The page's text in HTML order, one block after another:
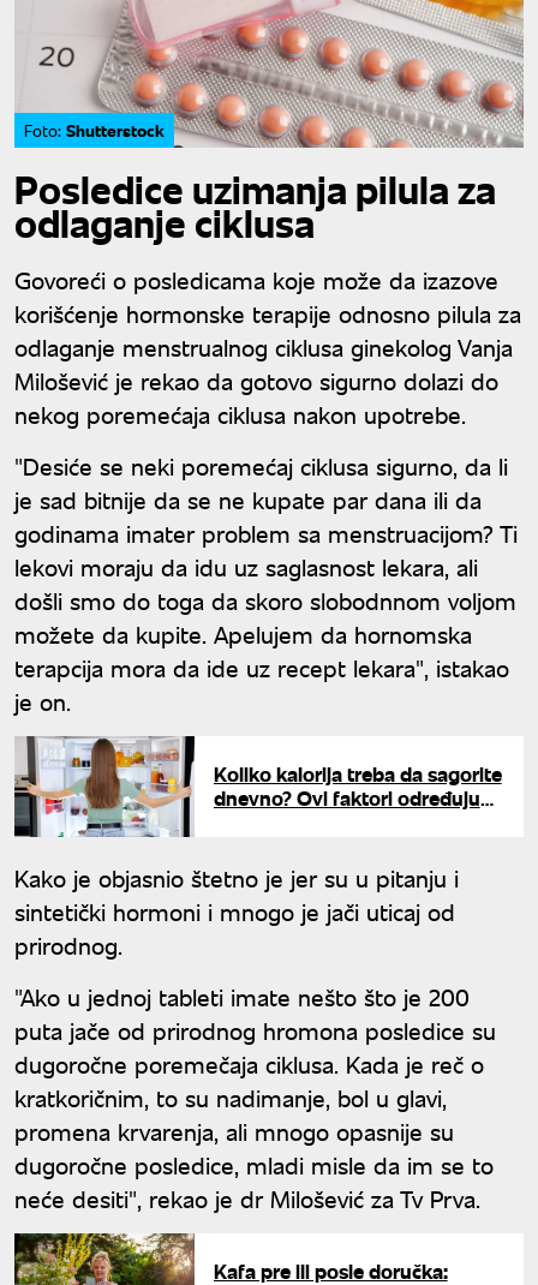
Foto: Shutterstock
Posledice uzimanja pilula za
odlaganje ciklusa
Govoreći o posledicama koje može da izazove
korišćenje hormonske terapije odnosno pilula za
odlaganje menstrualnog ciklusa ginekolog Vanja
Milošević je rekao da gotovo sigurno dolazi do
nekog poremećaja ciklusa nakon upotrebe.
"Desiće se neki poremećaj ciklusa sigurno, da li
je sad bitnije da se ne kupate par dana ili da
godinama imater problem sa menstruacijom? Ti
lekovi moraju da idu uz saglasnost lekara, ali
došli smo do toga da skoro slobodnnom voljom
možete da kupite. Apelujem da hornomska
terapcija mora da ide uz recept lekara", istakao
je on.
Koliko kalorija treba da sagorite
dnevno? Ovi faktori određuju
Kako je objasnio štetno je jer su u pitanju i
sintetički hormoni i mnogo je jači uticaj od
prirodnog.
"Ako u jednoj tableti imate nešto što je 200
puta jače od prirodnog hromona posledice su
dugoročne poremečaja ciklusa. Kada je reč o
kratkoričnim, to su nadimanje, bol u glavi,
promena krvarenja, ali mnogo opasnije su
dugoročne posledice, mladi misle da im se to
neće desiti", rekao je dr Milošević za Tv Prva.
Kafa pre ili posle doručka: